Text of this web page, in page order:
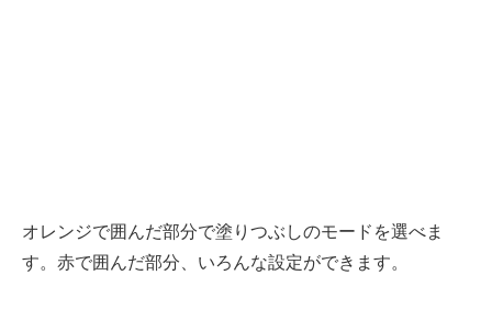
オレンジで囲んだ部分で塗りつぶしのモードを選べま
す。赤で囲んだ部分、いろんな設定ができます。